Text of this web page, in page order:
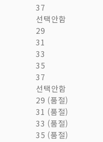
37
선택안함
29
31
33
35
37
선택안함
29 (품절)
31 (품절)
33 (품절)
35 (품절)